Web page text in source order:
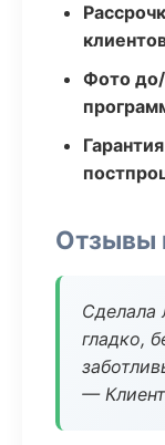
Фото
Отзывы
Сделала
гладко,
—